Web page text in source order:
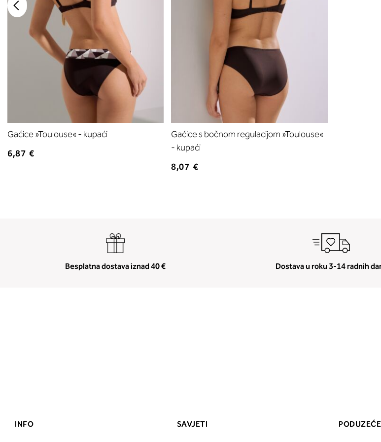
Gaćice »Toulouse« - kupaći
6,87 €
Gaćice s bočnom regulacijom »Toulouse«
- kupaći
8,07 €
Besplatna dostava iznad 40 € Dostava u roku 3-14 radnih
INFO SAVJETI PODUZEĆE